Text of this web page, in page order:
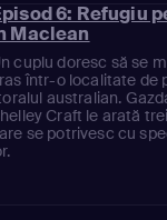
6: Refugiu
Maclean
cuplu doresc să se
într-o localitate de
australian.
Craft le arată
se potrivesc cu